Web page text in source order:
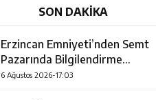
SON DAKİKA
Erzincan Emniyeti’nden Semt
Pazarında Bilgilendirme
Faaliyeti
6 Ağustos 2026-17:03